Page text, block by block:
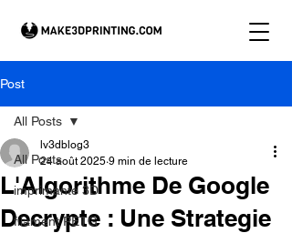
Post
All Posts
imprimante 3D
filament PETG
All Posts
L'Algorithme De Google
Decrypte : Une Strategie
lv3dblog3
24 août 2025 9 min de lecture